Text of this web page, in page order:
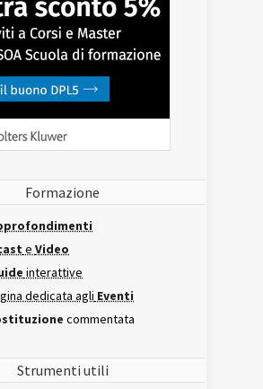
Formazione
e Video
interattive
dedicata agli Eventi
commentata
Strumenti utili